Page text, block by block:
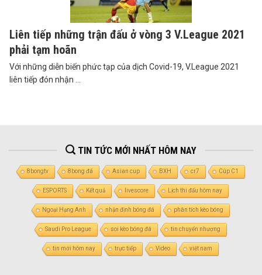
Liên tiếp những trận đấu ở vòng 3 V.League 2021
phải tạm hoãn
Với những diễn biến phức tạp của dịch Covid-19, V.League 2021
liên tiếp đón nhận ...
TIN TỨC MỚI NHẤT HÔM NAY
8bongtv 8bong đá Asian cup BXH cr7 Cúp C1
ESPORTS Kết quả livescore Lịch thi đấu hôm nay
Ngoại Hạng Anh nhận định bóng đá phân tích kèo bóng
Saudi Pro League soi kèo bóng đá tin chuyển nhượng
tin mới hôm nay trực tiếp Video việt nam